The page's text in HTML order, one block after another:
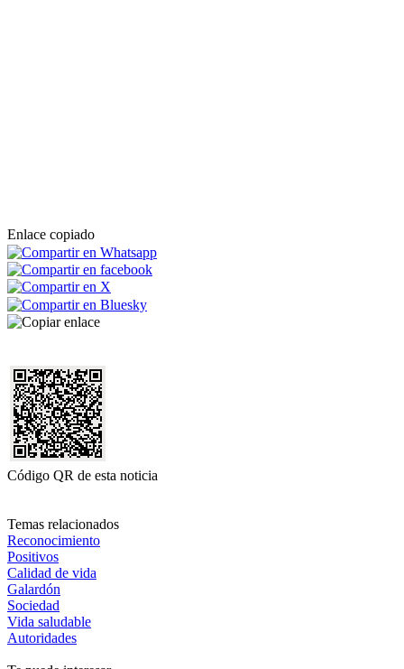
Enlace copiado
Código QR de esta noticia
Temas relacionados
Reconocimiento
Positivos
Calidad de vida
Galardón
Sociedad
Vida saludable
Autoridades